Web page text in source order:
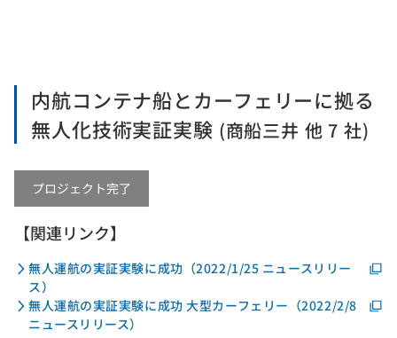
内航コンテナ船とカーフェリーに拠る
無人化技術実証実験 (商船三井 他 7 社)
プロジェクト完了
【関連リンク】
無人運航の実証実験に成功（2022/1/25 ニュースリリー
ス）
無人運航の実証実験に成功 大型カーフェリー（2022/2/8
ニュースリリース）